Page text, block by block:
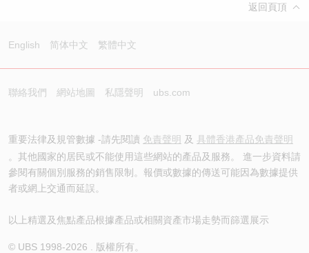
返回頁頂
English 简体中文 繁體中文
聯絡我們 網站地圖 私隱聲明 ubs.com
重要法律及規管數據 -請先閱讀 免責聲明 及 具體香港產品免責聲明
。其他國家的居民或不能使用這些網站的產品及服務。 進一步資料請
參閱有關個別服務的銷售限制。報價或數據的傳送可能因為數據提供
者或網上交通而延誤。
以上精選及焦點產品根據產品或相關資產市場走勢而篩選展示
© UBS 1998-2026 . 版權所有。